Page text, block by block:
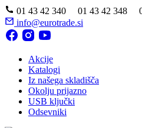
01 43 42 340 01 43 42 348
info@eurotrade.si
Akcije
Katalogi
Iz našega skladišča
Okolju prijazno
USB ključki
Odsevniki